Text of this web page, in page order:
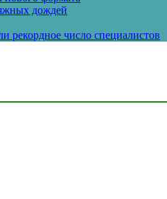
дождей
рекордное число специалистов